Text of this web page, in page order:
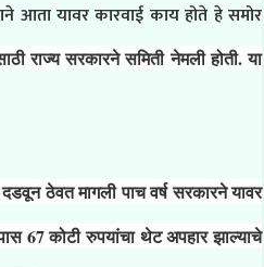
आता यावर कारवाई काय होते हे समोर
राज्य सरकारने समिती नेमली होती. या
ठेवत मागली पाच वर्ष सरकारने यावर
67 कोटी रुपयांचा थेट अपहार झाल्याचे